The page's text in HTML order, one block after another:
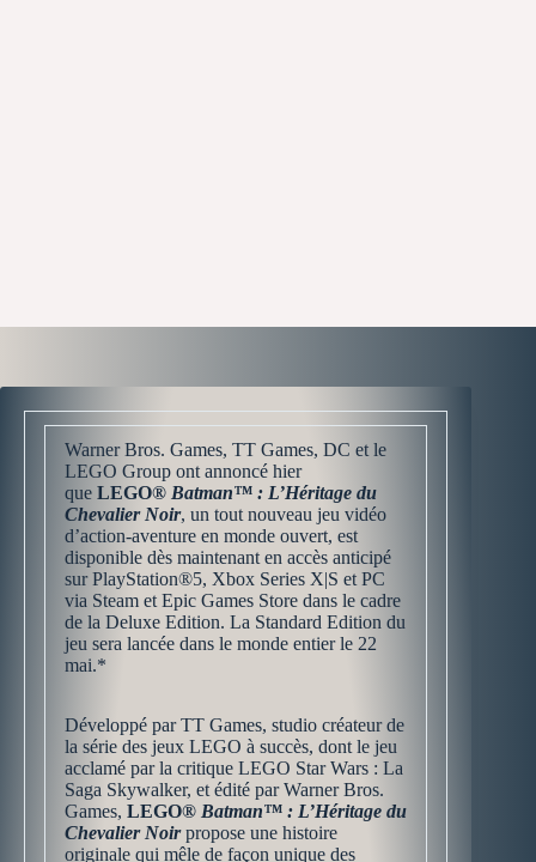
Warner Bros. Games, TT Games, DC et le
LEGO Group ont annoncé hier
que LEGO® Batman™ : L’Héritage du
Chevalier Noir, un tout nouveau jeu vidéo
d’action-aventure en monde ouvert, est
disponible dès maintenant en accès anticipé
sur PlayStation®5, Xbox Series X|S et PC
via Steam et Epic Games Store dans le cadre
de la Deluxe Edition. La Standard Edition du
jeu sera lancée dans le monde entier le 22
mai.*
Développé par TT Games, studio créateur de
la série des jeux LEGO à succès, dont le jeu
acclamé par la critique LEGO Star Wars : La
Saga Skywalker, et édité par Warner Bros.
Games, LEGO® Batman™ : L’Héritage du
Chevalier Noirpropose une histoire
originale qui mêle de façon unique des